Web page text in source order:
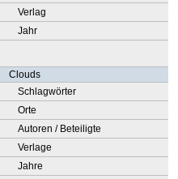
Verlag
Jahr
Clouds
Schlagwörter
Orte
Autoren / Beteiligte
Verlage
Jahre